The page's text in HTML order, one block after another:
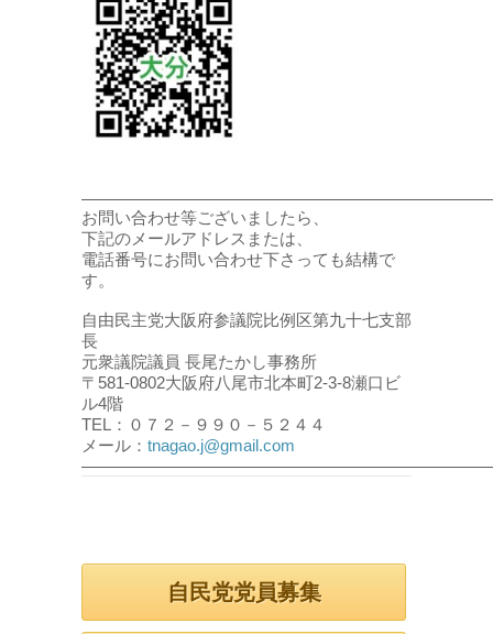
お問い合わせ等ございましたら、
下記のメールアドレスまたは、
電話番号にお問い合わせ下さっても結構で
す。
自由民主党大阪府参議院比例区第九十七支部
長
元衆議院議員 長尾たかし事務所
〒581-0802大阪府八尾市北本町2-3-8瀬口ビ
ル4階
TEL：０７２－９９０－５２４４
メール： tnagao.j@gmail.com
自民党党員募集